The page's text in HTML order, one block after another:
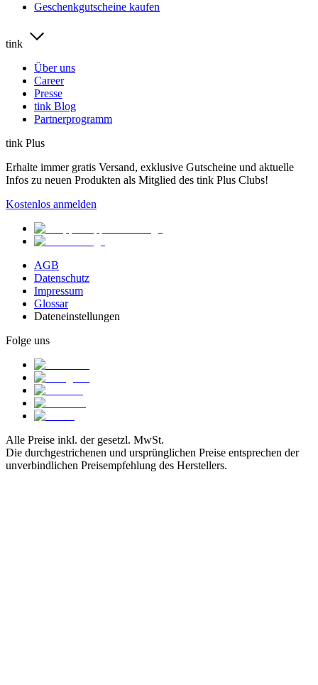
Geschenkgutscheine kaufen
tink
Über uns
Career
Presse
tink Blog
Partnerprogramm
tink Plus
Erhalte immer gratis Versand, exklusive Gutscheine und aktuelle
Infos zu neuen Produkten als Mitglied des tink Plus Clubs!
Kostenlos anmelden
AGB
Datenschutz
Impressum
Glossar
Dateneinstellungen
Folge uns
Alle Preise inkl. der gesetzl. MwSt.
Die durchgestrichenen und ursprünglichen Preise entsprechen der
unverbindlichen Preisempfehlung des Herstellers.